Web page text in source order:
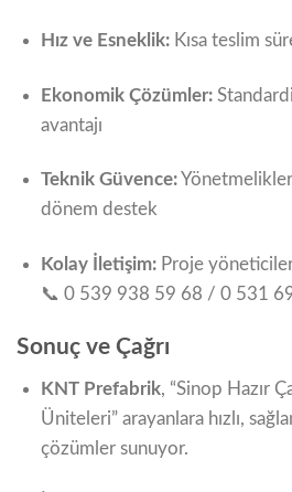
Hız ve Esneklik: Kısa teslim
Ekonomik Çözümler:
avantajı
Teknik Güvence:
dönem destek
Kolay İletişim: Proje
📞 0 539 938 59 68 / 0 531
Sonuç ve Çağrı
KNT Prefabrik, “Sinop Hazır
Üniteleri” arayanlara hızlı,
çözümler sunuyor.